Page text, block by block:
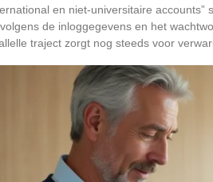
en niet-universitaire
de inloggegevens en het
traject zorgt nog steeds voor